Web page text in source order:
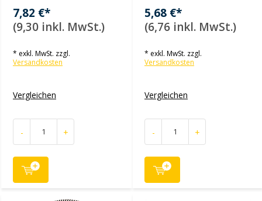
7,82 €*
(9,30 inkl. MwSt.)
* exkl. MwSt. zzgl.
Versandkosten
Vergleichen
- +
5,68 €*
(6,76 inkl. MwSt.)
* exkl. MwSt. zzgl.
Versandkosten
Vergleichen
- +